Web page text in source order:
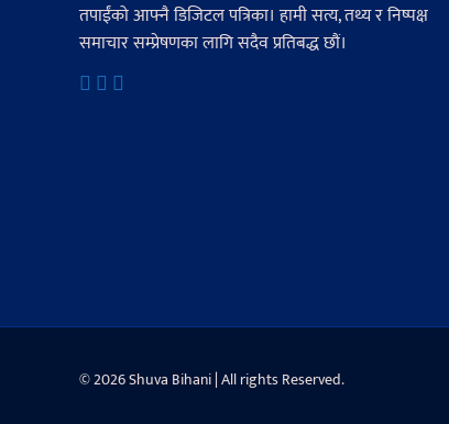
तपाईंको आफ्नै डिजिटल पत्रिका। हामी सत्य, तथ्य र निष्पक्ष
समाचार सम्प्रेषणका लागि सदैव प्रतिबद्ध छौं।
© 2026 Shuva Bihani | All rights Reserved.